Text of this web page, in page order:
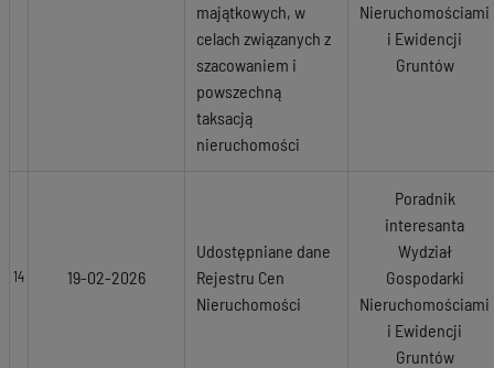
majątkowych, w
celach związanych z
szacowaniem i
powszechną
taksacją
nieruchomości
Nieruchomościami
i Ewidencji
Gruntów
14 19-02-2026
Udostępniane dane
Rejestru Cen
Nieruchomości
Poradnik
interesanta
Wydział
Gospodarki
Nieruchomościami
i Ewidencji
Gruntów